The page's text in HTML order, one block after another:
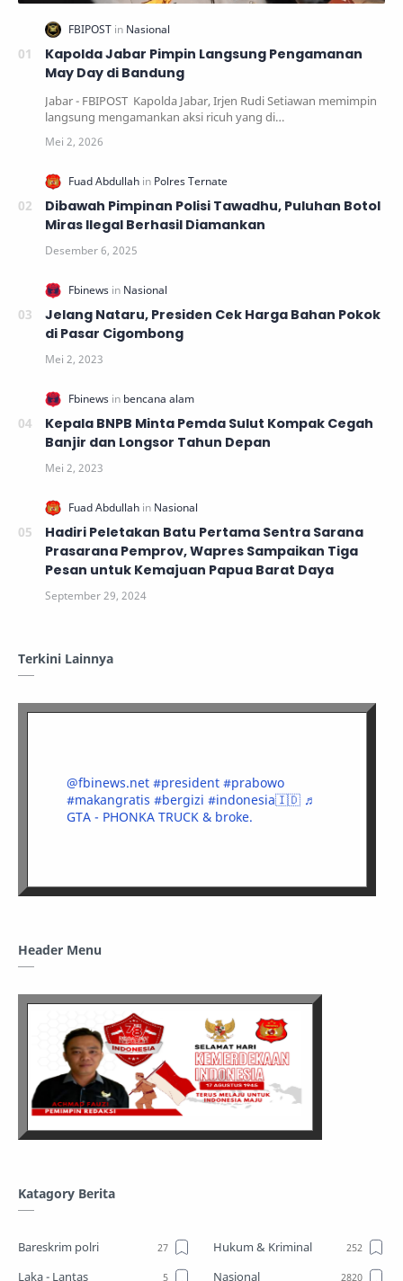
Kapolda Jabar Pimpin Langsung Pengamanan
May Day di Bandung
Jabar - FBIPOST Kapolda Jabar, Irjen Rudi Setiawan memimpin
langsung mengamankan aksi ricuh yang di…
Dibawah Pimpinan Polisi Tawadhu, Puluhan Botol
Miras Ilegal Berhasil Diamankan
Jelang Nataru, Presiden Cek Harga Bahan Pokok
di Pasar Cigombong
Kepala BNPB Minta Pemda Sulut Kompak Cegah
Banjir dan Longsor Tahun Depan
Hadiri Peletakan Batu Pertama Sentra Sarana
Prasarana Pemprov, Wapres Sampaikan Tiga
Pesan untuk Kemajuan Papua Barat Daya
Terkini Lainnya
@fbinews.net #president #prabowo
#makangratis #bergizi #indonesia🇮🇩 ♬
GTA - PHONKA TRUCK & broke.
Header Menu
Katagory Berita
Bareskrim polri
Hukum & Kriminal
Laka - Lantas
Nasional